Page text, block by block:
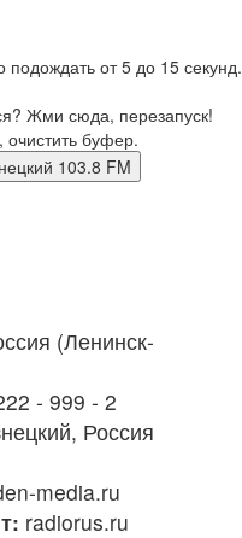
от 5 до 15 секунд.
Жми сюда, перезапуск!
очистить буфер.
103.8 FM
(Ленинск-
- 999 - 2
Россия
media.ru
radiorus.ru